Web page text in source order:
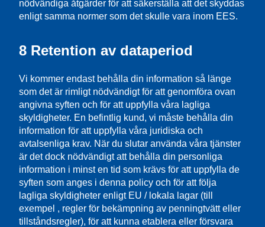
nödvändiga åtgärder för att säkerställa att det skyddas
enligt samma normer som det skulle vara inom EES.
8 Retention av dataperiod
Vi kommer endast behålla din information så länge
som det är rimligt nödvändigt för att genomföra ovan
angivna syften och för att uppfylla våra lagliga
skyldigheter. En befintlig kund, vi måste behålla din
information för att uppfylla våra juridiska och
avtalsenliga krav. När du slutar använda våra tjänster
är det dock nödvändigt att behålla din personliga
information i minst en tid som krävs för att uppfylla de
syften som anges i denna policy och för att följa
lagliga skyldigheter enligt EU / lokala lagar (till
exempel , regler för bekämpning av penningtvätt eller
tillståndsregler), för att kunna etablera eller försvara